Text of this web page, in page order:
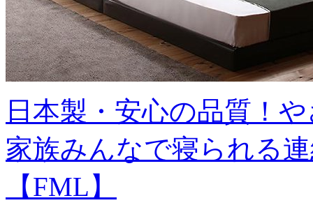
日本製・安心の品質！
家族みんなで寝られる
【FML】